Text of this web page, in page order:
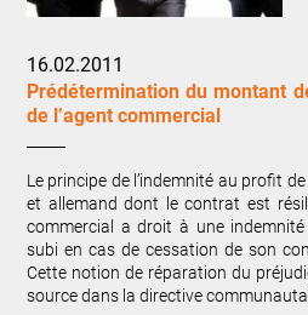
16.02.2011
Prédétermination du montant
de l’agent commercial
Le principe de l’indemnité au profit
et allemand dont le contrat est
commercial a droit à une
subi en cas de cessation de son
Cette notion de réparation du
source dans la directive